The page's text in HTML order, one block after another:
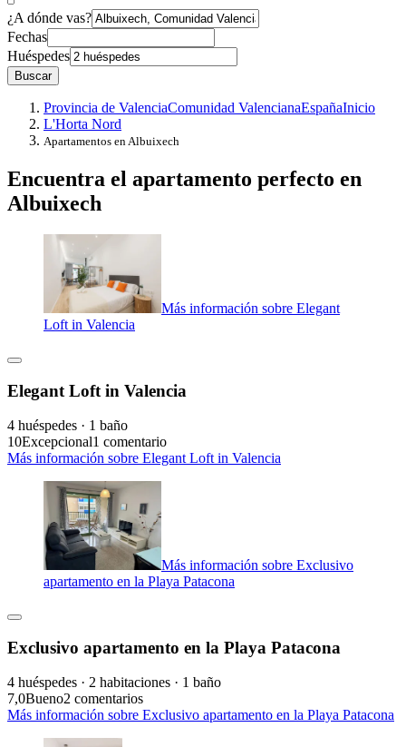
¿A dónde vas?
Fechas
Huéspedes
Buscar
Provincia de ValenciaComunidad ValencianaEspañaInicio
L'Horta Nord
Apartamentos en Albuixech
Encuentra el apartamento perfecto en
Albuixech
Más información sobre Elegant
Loft in Valencia
Elegant Loft in Valencia
4 huéspedes · 1 baño
10Excepcional1 comentario
Más información sobre Elegant Loft in Valencia
Más información sobre Exclusivo
apartamento en la Playa Patacona
Exclusivo apartamento en la Playa Patacona
4 huéspedes · 2 habitaciones · 1 baño
7,0Bueno2 comentarios
Más información sobre Exclusivo apartamento en la Playa Patacona